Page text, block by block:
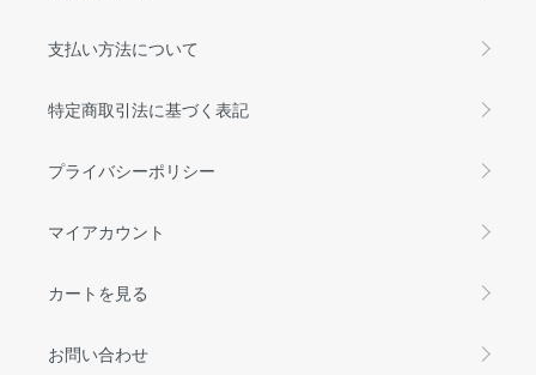
支払い方法について
特定商取引法に基づく表記
プライバシーポリシー
マイアカウント
カートを見る
お問い合わせ